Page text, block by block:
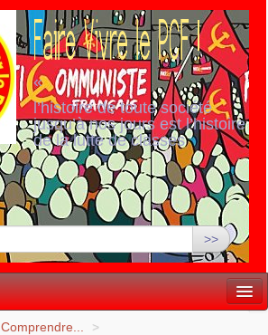
«
l’histoire de toute société
jusqu’à nos jours est l’histoire
de la lutte de classes
>>
Comprendre...
>